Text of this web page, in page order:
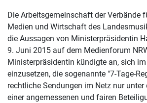
Die Arbeitsgemeinschaft der Verbände
Medien und Wirtschaft des
die Aussagen von Ministerpräsidentin
9. Juni 2015 auf dem Medienforum
Ministerpräsidentin kündigte an, sich
einzusetzen, die sogenannte "7-Tage-
rechtliche Sendungen im Netz nur unter
einer angemessenen und fairen